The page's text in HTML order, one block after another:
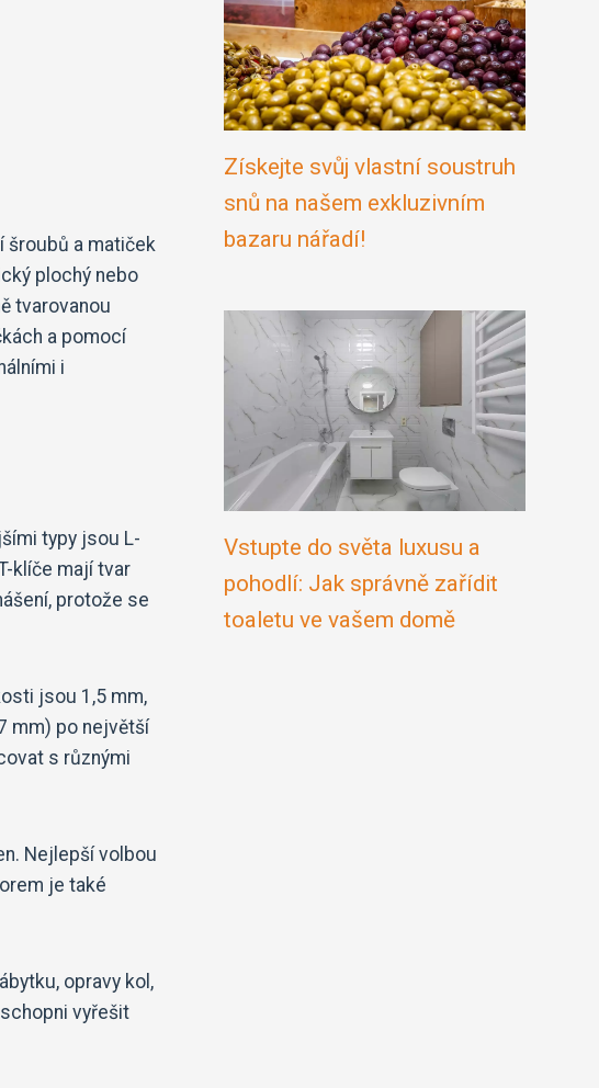
šroubů a matiček
plochý nebo
tvarovanou
a pomocí
i
typy jsou L-
klíče mají tvar
protože se
jsou 1,5 mm,
mm) po největší
s různými
Nejlepší volbou
je také
opravy kol,
vyřešit
Získejte svůj vlastní soustruh
snů na našem exkluzivním
bazaru nářadí!
Vstupte do světa luxusu a
pohodlí: Jak správně zařídit
toaletu ve vašem domě